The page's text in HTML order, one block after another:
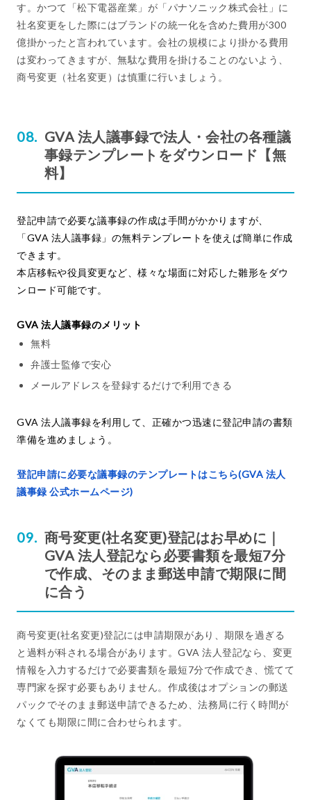
す。かつて「松下電器産業」が「パナソニック株式会社」に
社名変更をした際にはブランドの統一化を含めた費用が300
億掛かったと言われています。会社の規模により掛かる費用
は変わってきますが、無駄な費用を掛けることのないよう、
商号変更（社名変更）は慎重に行いましょう。
GVA 法人議事録で法人・会社の各種議
事録テンプレートをダウンロード【無
料】
登記申請で必要な議事録の作成は手間がかかりますが、
「GVA 法人議事録」の無料テンプレートを使えば簡単に作成
できます。
本店移転や役員変更など、様々な場面に対応した雛形をダウ
ンロード可能です。
GVA 法人議事録のメリット
無料
弁護士監修で安心
メールアドレスを登録するだけで利用できる
GVA 法人議事録を利用して、正確かつ迅速に登記申請の書類
準備を進めましょう。
登記申請に必要な議事録のテンプレートはこちら(GVA 法人
議事録 公式ホームページ)
商号変更(社名変更)登記はお早めに｜
GVA 法人登記なら必要書類を最短7分
で作成、そのまま郵送申請で期限に間
に合う
商号変更(社名変更)登記には申請期限があり、期限を過ぎる
と過料が科される場合があります。GVA 法人登記なら、変更
情報を入力するだけで必要書類を最短7分で作成でき、慌てて
専門家を探す必要もありません。作成後はオプションの郵送
パックでそのまま郵送申請できるため、法務局に行く時間が
なくても期限に間に合わせられます。